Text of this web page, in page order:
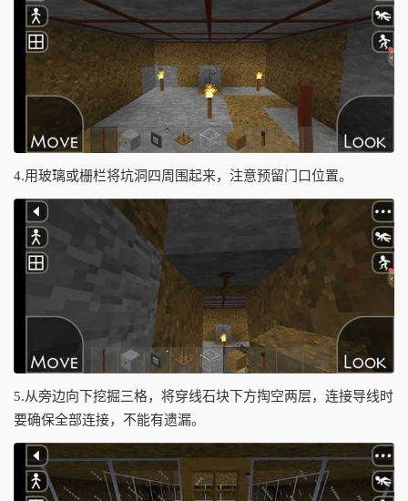
4.用玻璃或栅栏将坑洞四周围起来，注意预留门口位置。
5.从旁边向下挖掘三格，将穿线石块下方掏空两层，连接导线时
要确保全部连接，不能有遗漏。